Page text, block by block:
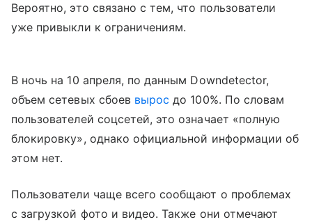
Вероятно, это связано с тем, что пользователи
уже привыкли к ограничениям.
В ночь на 10 апреля, по данным Downdetector,
объем сетевых сбоев вырос до 100%. По словам
пользователей соцсетей, это означает «полную
блокировку», однако официальной информации об
этом нет.
Пользователи чаще всего сообщают о проблемах
с загрузкой фото и видео. Также они отмечают